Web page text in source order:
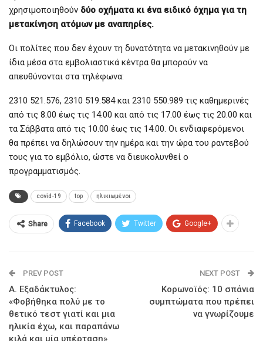
χρησιμοποιηθούν δύο οχήματα κι ένα ειδικό όχημα για τη
μετακίνηση ατόμων με αναπηρίες.
Οι πολίτες που δεν έχουν τη δυνατότητα να μετακινηθούν με
ίδια μέσα στα εμβολιαστικά κέντρα θα μπορούν να
απευθύνονται στα τηλέφωνα:
2310 521.576, 2310 519.584 και 2310 550.989 τις καθημερινές
από τις 8.00 έως τις 14.00 και από τις 17.00 έως τις 20.00 και
τα Σάββατα από τις 10.00 έως τις 14.00. Οι ενδιαφερόμενοι
θα πρέπει να δηλώσουν την ημέρα και την ώρα του ραντεβού
τους για το εμβόλιο, ώστε να διευκολυνθεί ο
προγραμματισμός.
covid-19 top ηλικιωμένοι
Share Facebook Twitter Google+
PREV POST
A. Εξαδάκτυλος:
«Φοβήθηκα πολύ με το
θετικό τεστ γιατί και μια
ηλικία έχω, και παραπάνω
κιλά και μία υπέρταση»
NEXT POST
Κορωνοϊός: 10 σπάνια
συμπτώματα που πρέπει
να γνωρίζουμε